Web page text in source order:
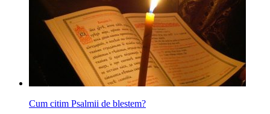
Cum citim Psalmii de blestem?